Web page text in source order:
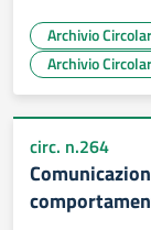
Archivio
Archivio
circ. n.264